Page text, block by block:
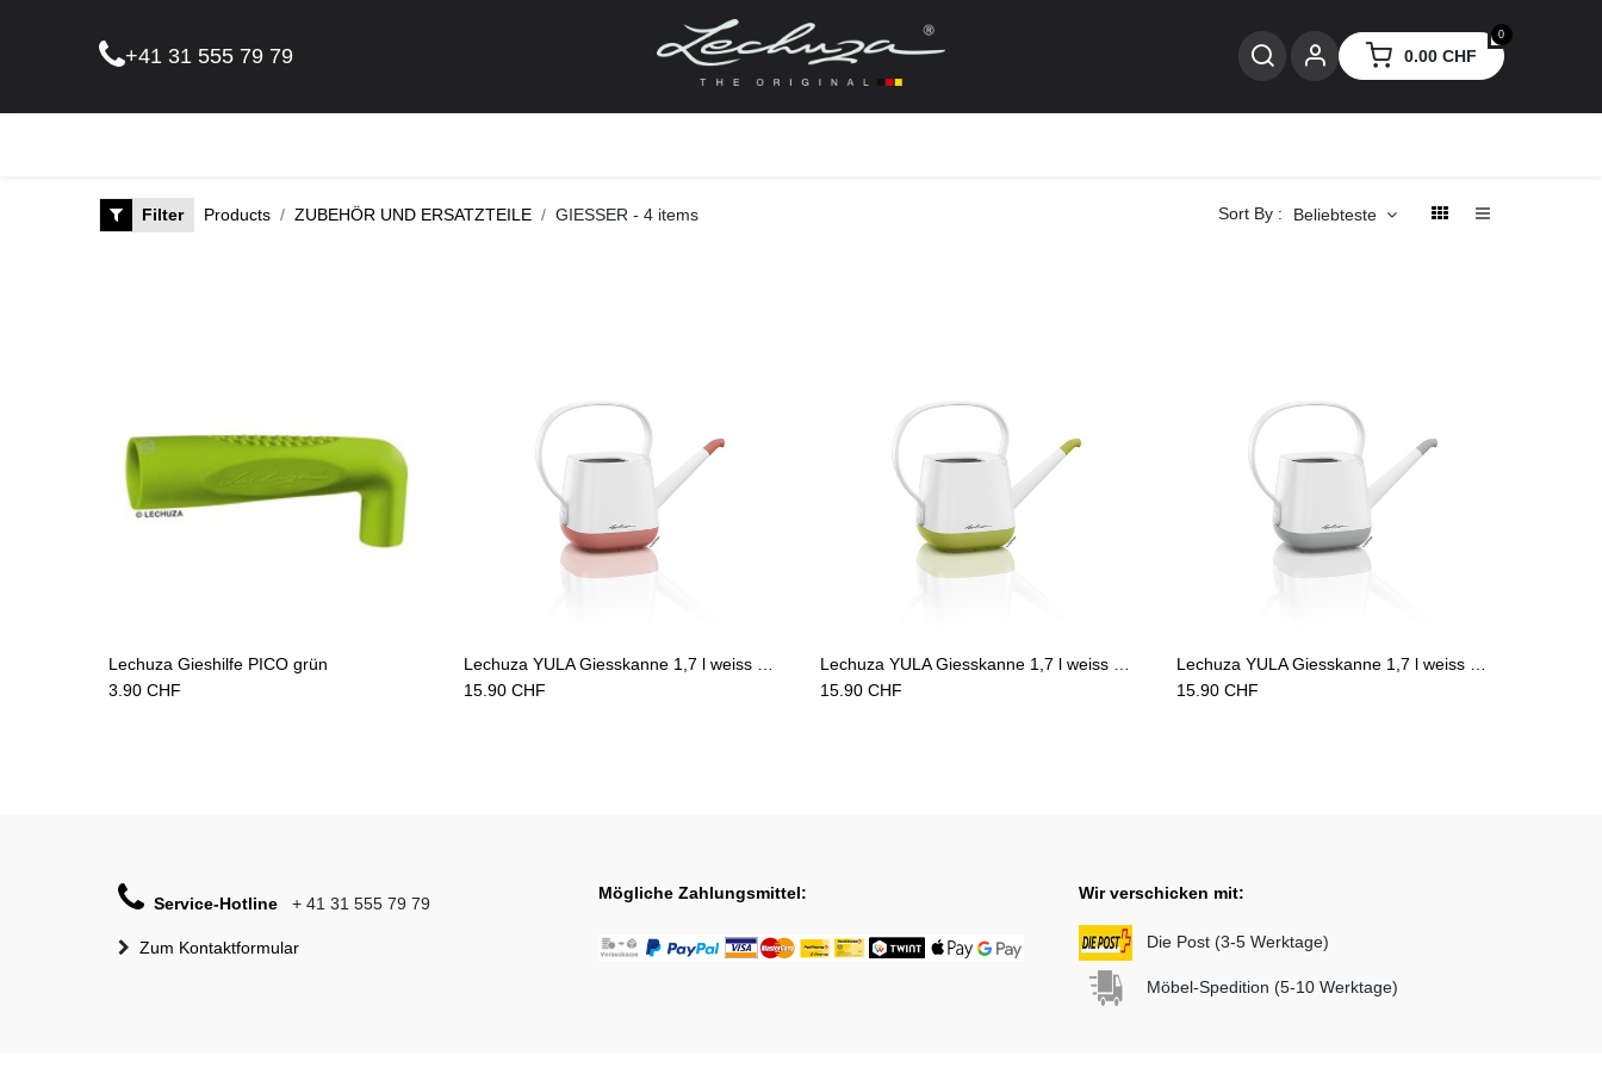
+41 31 555 79 79
0
0.00CHF
Filter Products ZUBEHÖR UND ERSATZTEILE GIESSER - 4 items Sort By : Beliebteste
Add to Cart
Lechuza Gieshilfe PICO grün
3.90CHF
Add to Cart
15.90 CHF
Add to Cart
15.90 CHF
Add to Cart
15.90CHF
Service-Hotline + 41 31 555 79 79
Zum Kontaktformular
Mögliche Zahlungsmittel: Wir verschicken mit:
Die Post (3-5 Werktage)
Möbel-Spedition (5-10 Werktage)